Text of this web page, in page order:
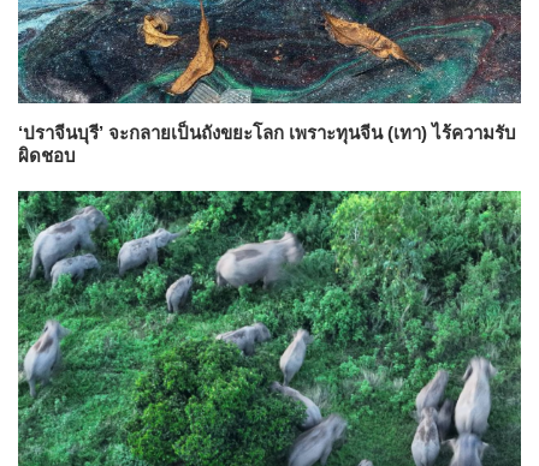
‘ปราจีนบุรี’ จะกลายเป็นถังขยะโลก เพราะทุนจีน (เทา) ไร้ความรับ
ผิดชอบ